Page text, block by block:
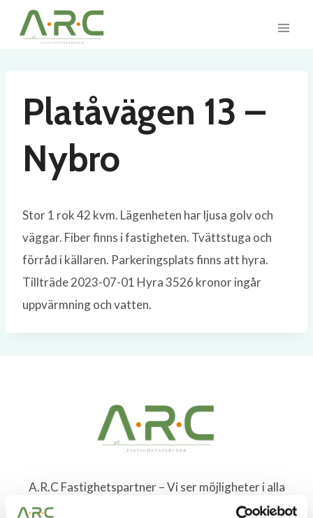
Platåvägen 13 –
Nybro
Stor 1 rok 42 kvm. Lägenheten har ljusa golv och
väggar. Fiber finns i fastigheten. Tvättstuga och
förråd i källaren. Parkeringsplats finns att hyra.
Tillträde 2023-07-01 Hyra 3526 kronor ingår
uppvärmning och vatten.
A.R.C Fastighetspartner – Vi ser möjligheter i alla
fastigheter. Möjligheter att skapa bestående värden